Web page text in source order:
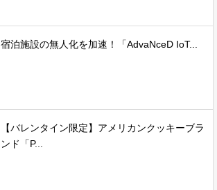
宿泊施設の無人化を加速！「AdvaNceD IoT...
【バレンタイン限定】アメリカンクッキーブラ
ンド「P...